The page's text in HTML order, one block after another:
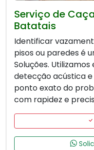
Serviço de
Batatais
Identificar
pisos ou paredes é
Soluções.
detecção acústica
ponto exato do
com rapidez e